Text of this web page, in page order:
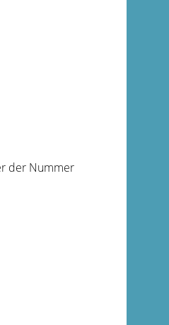
der Nummer